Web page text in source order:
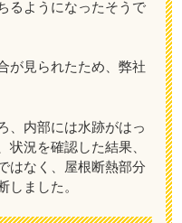
るようになったそうで
が見られたため、弊社
、内部には水跡がはっ
状況を確認した結果、
はなく、屋根断熱部分
しました。